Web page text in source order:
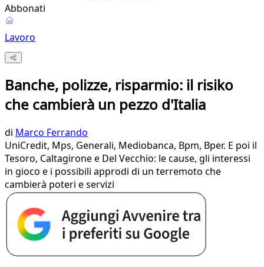
Abbonati
Lavoro
Banche, polizze, risparmio: il risiko
che cambierà un pezzo d'Italia
di Marco Ferrando
UniCredit, Mps, Generali, Mediobanca, Bpm, Bper. E poi il
Tesoro, Caltagirone e Del Vecchio: le cause, gli interessi
in gioco e i possibili approdi di un terremoto che
cambierà poteri e servizi